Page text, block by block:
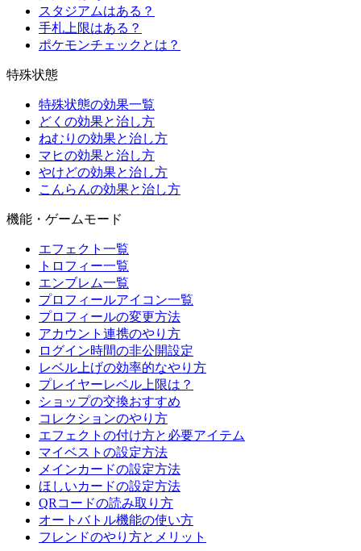
スタジアムはある？
手札上限はある？
ポケモンチェックとは？
特殊状態
特殊状態の効果一覧
どくの効果と治し方
ねむりの効果と治し方
マヒの効果と治し方
やけどの効果と治し方
こんらんの効果と治し方
機能・ゲームモード
エフェクト一覧
トロフィー一覧
エンブレム一覧
プロフィールアイコン一覧
プロフィールの変更方法
アカウント連携のやり方
ログイン時間の非公開設定
レベル上げの効率的なやり方
プレイヤーレベル上限は？
ショップの交換おすすめ
コレクションのやり方
エフェクトの付け方と必要アイテム
マイベストの設定方法
メインカードの設定方法
ほしいカードの設定方法
QRコードの読み取り方
オートバトル機能の使い方
フレンドのやり方とメリット